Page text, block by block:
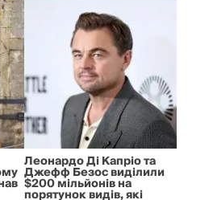
Леонардо Ді Капріо та
Джефф Безос виділили
$200 мільйонів на
порятунок видів, які